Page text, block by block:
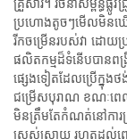
គ្រួសារ។ រចនាសម្ព័ន្ធផ្
ប្រហោងតូចៗមើលមិនឃើ
រីកចម្រើនរបស់វា ដោយប្
ផលិតកម្មដ៏ទំនើបបានព
ផ្សេងទៀតដែលប្រើក្នុ
ជម្រើសបុរាណ ខណៈពេល
មិនត្រឹមតែកំណត់នៅការគ្រ
ស្រស់ស្រាយ រហូតដល់ពេ